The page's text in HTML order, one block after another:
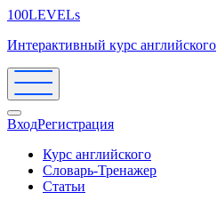
100LEVELs
Интерактивный курс английского
ВходРегистрация
Курс английского
Словарь-Тренажер
Статьи